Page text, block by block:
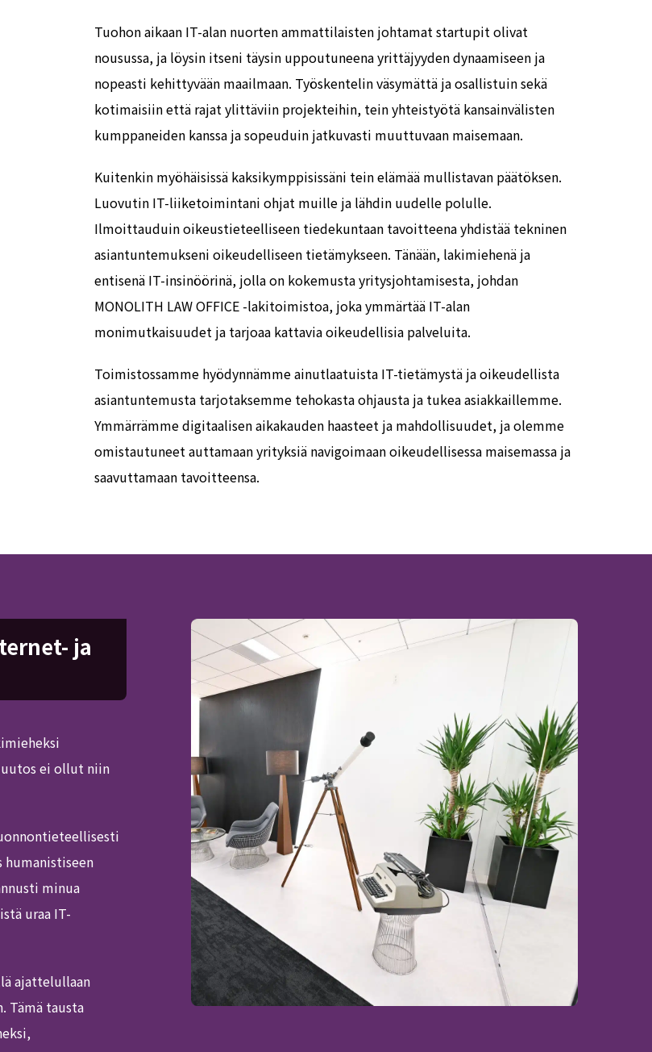
Tuohon aikaan IT-alan nuorten ammattilaisten johtamat startupit olivat
nousussa, ja löysin itseni täysin uppoutuneena yrittäjyyden dynaamiseen ja
nopeasti kehittyvään maailmaan. Työskentelin väsymättä ja osallistuin sekä
kotimaisiin että rajat ylittäviin projekteihin, tein yhteistyötä kansainvälisten
kumppaneiden kanssa ja sopeuduin jatkuvasti muuttuvaan maisemaan.
Kuitenkin myöhäisissä kaksikymppisissäni tein elämää mullistavan päätöksen.
Luovutin IT-liiketoimintani ohjat muille ja lähdin uudelle polulle.
Ilmoittauduin oikeustieteelliseen tiedekuntaan tavoitteena yhdistää tekninen
asiantuntemukseni oikeudelliseen tietämykseen. Tänään, lakimiehenä ja
entisenä IT-insinöörinä, jolla on kokemusta yritysjohtamisesta, johdan
MONOLITH LAW OFFICE -lakitoimistoa, joka ymmärtää IT-alan
monimutkaisuudet ja tarjoaa kattavia oikeudellisia palveluita.
Toimistossamme hyödynnämme ainutlaatuista IT-tietämystä ja oikeudellista
asiantuntemusta tarjotaksemme tehokasta ohjausta ja tukea asiakkaillemme.
Ymmärrämme digitaalisen aikakauden haasteet ja mahdollisuudet, ja olemme
omistautuneet auttamaan yrityksiä navigoimaan oikeudellisessa maisemassa ja
saavuttamaan tavoitteensa.
ja
ei ollut niin
minua
uraa IT-
ajattelullaan
Tämä tausta